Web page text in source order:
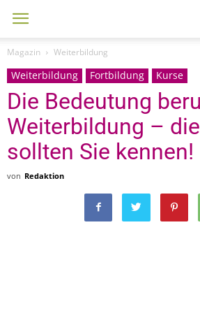
Magazin Weiterbildung
Weiterbildung Fortbildung Kurse
Die Bedeutung
Weiterbildung –
sollten Sie kennen!
von Redaktion